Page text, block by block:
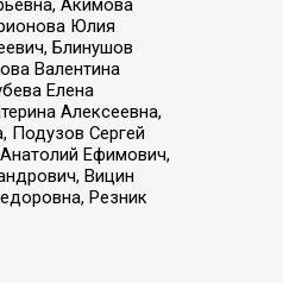
Акимова
Юлия
Блинушов
Валентина
Елена
Алексеевна,
Подузов Сергей
Ефимович,
Вицин
Резник